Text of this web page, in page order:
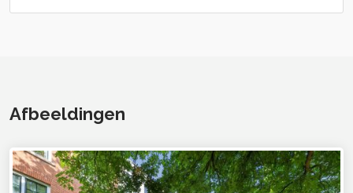
Afbeeldingen